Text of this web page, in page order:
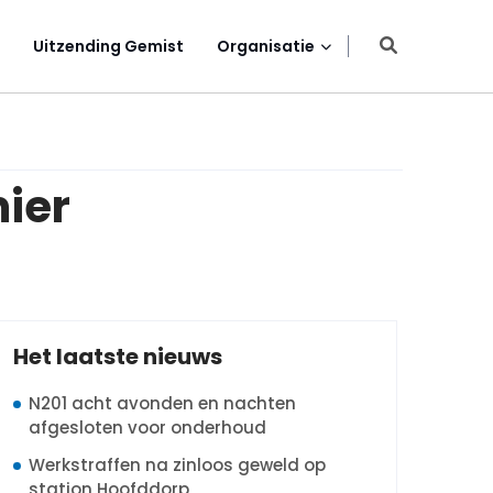
Uitzending Gemist Organisatie
Het laatste nieuws
N201 acht avonden en nachten
afgesloten voor onderhoud
Werkstraffen na zinloos geweld op